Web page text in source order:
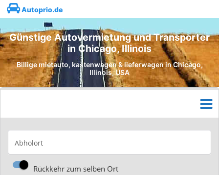
Autoprio.de
Günstige Autovermietung und Transporter
in Chicago, Illinois
Billige mietauto, kastenwagen & lieferwagen in Chicago,
Illinois, USA
Abholort
Rückkehr zum selben Ort